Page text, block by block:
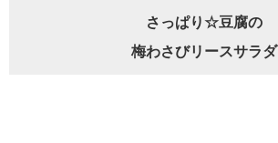
さっぱり☆豆腐の
梅わさびリースサラダ